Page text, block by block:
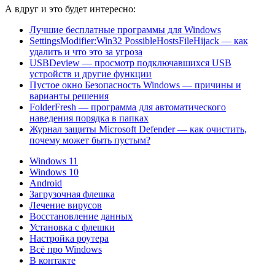
А вдруг и это будет интересно:
Лучшие бесплатные программы для Windows
SettingsModifier:Win32 PossibleHostsFileHijack — как
удалить и что это за угроза
USBDeview — просмотр подключавшихся USB
устройств и другие функции
Пустое окно Безопасность Windows — причины и
варианты решения
FolderFresh — программа для автоматического
наведения порядка в папках
Журнал защиты Microsoft Defender — как очистить,
почему может быть пустым?
Windows 11
Windows 10
Android
Загрузочная флешка
Лечение вирусов
Восстановление данных
Установка с флешки
Настройка роутера
Всё про Windows
В контакте